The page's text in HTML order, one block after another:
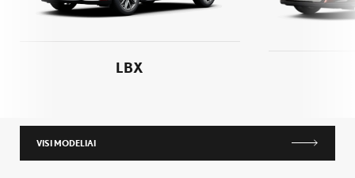
LBX
VISI MODELIAI